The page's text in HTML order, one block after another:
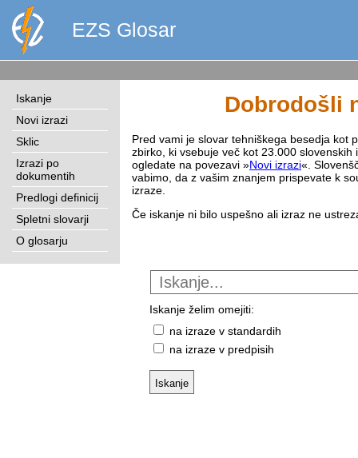
EZS Glosar
Iskanje
Novi izrazi
Sklic
Izrazi po
dokumentih
Predlogi definicij
Spletni slovarji
O glosarju
Dobrodošli
Pred vami je slovar tehniškega besedja kot
zbirko, ki vsebuje več kot 23.000
ogledate na povezavi »Novi izrazi«.
vabimo, da z vašim znanjem prispevate k
izraze.
Če iskanje ni bilo uspešno ali izraz ne
Iskanje želim omejiti:
na izraze v standardih
na izraze v predpisih